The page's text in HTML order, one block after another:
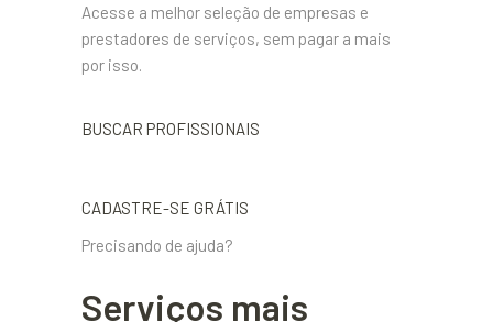
Acesse a melhor seleção de empresas e
prestadores de serviços, sem pagar a mais
por isso.
BUSCAR PROFISSIONAIS
CADASTRE-SE GRÁTIS
Precisando de ajuda?
Serviços mais